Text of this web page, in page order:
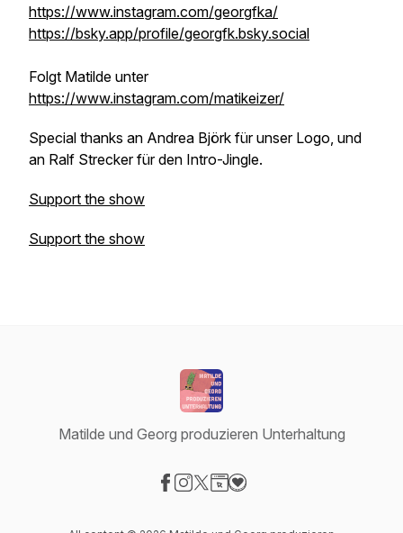
https://www.instagram.com/georgfka/
https://bsky.app/profile/georgfk.bsky.social
Folgt Matilde unter
https://www.instagram.com/matikeizer/
Special thanks an Andrea Björk für unser Logo, und
an Ralf Strecker für den Intro-Jingle.
Support the show
Support the show
Matilde und Georg produzieren Unterhaltung